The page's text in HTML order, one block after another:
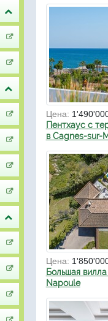
Цена:
Пентхаус с
в Cagnes-sur-
Цена:
Большая
Napoule